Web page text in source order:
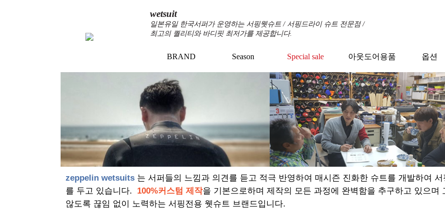
wetsuit
일본유일 한국서퍼가 운영하는 서핑웻슈트 / 서핑드라이 슈트 전문점 /
최고의 퀄리티와 바디핏 최저가를 제공합니다.
BRAND Season Special sale 아웃도어용품 옵션
zeppelin wetsuits 는 서퍼들의 느낌과 의견를 듣고 적극 반영하여 매시즌 진화한 슈트를 개발하여
를 두고 있습니다. 100%커스텀 제작을 기본으로하며 제작의 모든 과정에 완벽함을 추구하고 있으며
않도록 끊임 없이 노력하는 서핑전용 웻슈트 브랜드입니다.